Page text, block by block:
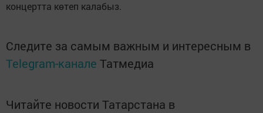
концертта көтеп калабыз.
Следите за самым важным и интересным в
Telegram-канале Татмедиа
Читайте новости Татарстана в